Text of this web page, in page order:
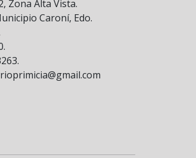
Zona Alta Vista.
Caroní, Edo.